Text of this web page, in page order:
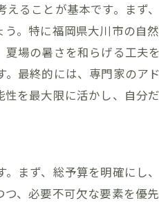
らくだホームの提案
ることが基本です。まず
。特に福岡県大川市の自
場の暑さを和らげる工夫
最終的には、専門家のア
を最大限に活かし、自分
まず、総予算を明確にし
、必要不可欠な要素を優